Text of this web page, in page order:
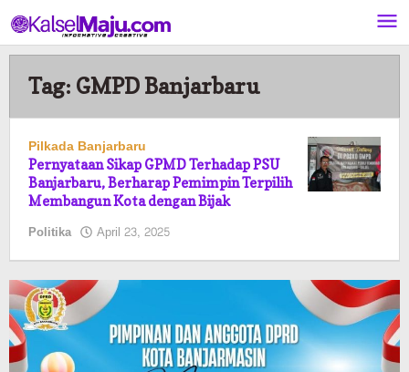
ke
konten
Tag: GMPD Banjarbaru
Pilkada Banjarbaru
Pernyataan Sikap GPMD Terhadap PSU
Banjarbaru, Berharap Pemimpin Terpilih
Membangun Kota dengan Bijak
Politika April 23, 2025